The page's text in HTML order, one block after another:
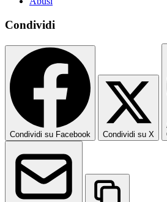
Condividi
Condividi su Facebook Condividi su X